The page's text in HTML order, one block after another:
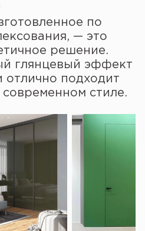
по
— это
решение.
глянцевый эффект
отлично подходит
стиле.